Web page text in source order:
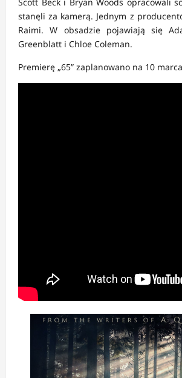
stanęli za kamerą. Jednym z
Raimi. W obsadzie pojawiają się
Greenblatt i Chloe Coleman.
Premierę „65” zaplanowano na 10